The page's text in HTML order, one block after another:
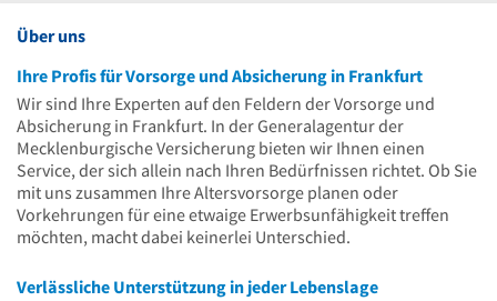
Über uns
Ihre Profis für Vorsorge und Absicherung in Frankfurt
Wir sind Ihre Experten auf den Feldern der Vorsorge und
Absicherung in Frankfurt. In der Generalagentur der
Mecklenburgische Versicherung bieten wir Ihnen einen
Service, der sich allein nach Ihren Bedürfnissen richtet. Ob Sie
mit uns zusammen Ihre Altersvorsorge planen oder
Vorkehrungen für eine etwaige Erwerbsunfähigkeit treffen
möchten, macht dabei keinerlei Unterschied.
Verlässliche Unterstützung in jeder Lebenslage